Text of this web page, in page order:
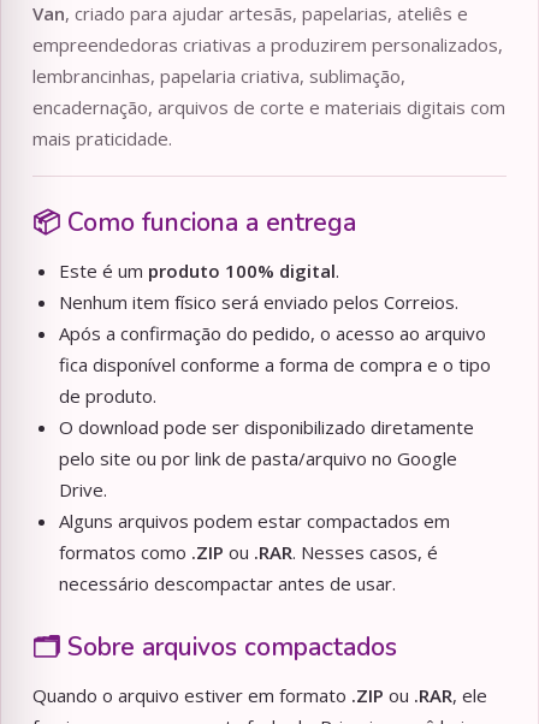
Van, criado para ajudar artesãs, papelarias, ateliês e
empreendedoras criativas a produzirem personalizados,
lembrancinhas, papelaria criativa, sublimação,
encadernação, arquivos de corte e materiais digitais com
mais praticidade.
📦 Como funciona a entrega
Este é um produto 100% digital.
Nenhum item físico será enviado pelos Correios.
Após a confirmação do pedido, o acesso ao arquivo
fica disponível conforme a forma de compra e o tipo
de produto.
O download pode ser disponibilizado diretamente
pelo site ou por link de pasta/arquivo no Google
Drive.
Alguns arquivos podem estar compactados em
formatos como .ZIP ou .RAR. Nesses casos, é
necessário descompactar antes de usar.
🗂️ Sobre arquivos compactados
Quando o arquivo estiver em formato .ZIP ou .RAR, ele